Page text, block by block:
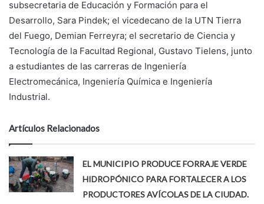
subsecretaria de Educación y Formación para el
Desarrollo, Sara Pindek; el vicedecano de la UTN Tierra
del Fuego, Demian Ferreyra; el secretario de Ciencia y
Tecnología de la Facultad Regional, Gustavo Tielens, junto
a estudiantes de las carreras de Ingeniería
Electromecánica, Ingeniería Química e Ingeniería
Industrial.
Artículos Relacionados
EL MUNICIPIO PRODUCE FORRAJE VERDE
HIDROPÓNICO PARA FORTALECER A LOS
PRODUCTORES AVÍCOLAS DE LA CIUDAD.